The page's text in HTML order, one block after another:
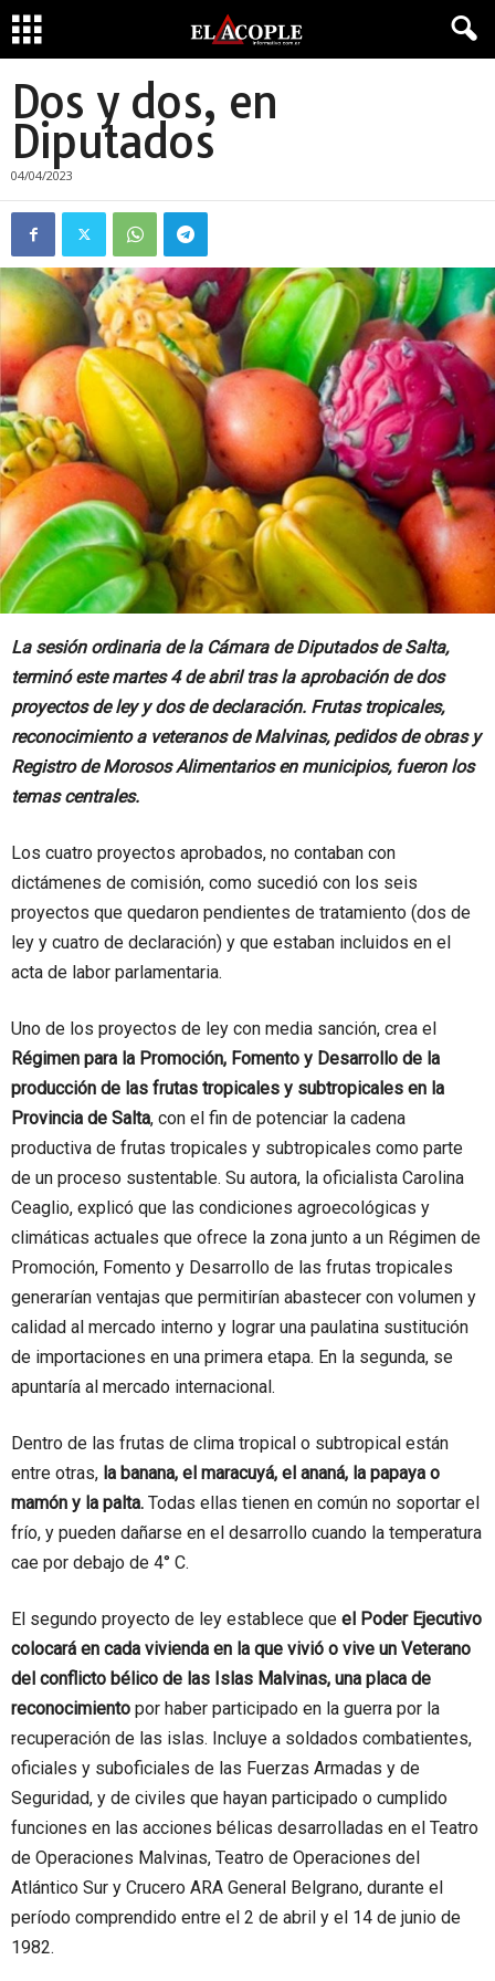
Dos y dos, en
Diputados
04/04/2023
La sesión ordinaria de la Cámara de Diputados de Salta,
terminó este martes 4 de abril tras la aprobación de dos
proyectos de ley y dos de declaración. Frutas tropicales,
reconocimiento a veteranos de Malvinas, pedidos de obras y
Registro de Morosos Alimentarios en municipios, fueron los
temas centrales.
Los cuatro proyectos aprobados, no contaban con
dictámenes de comisión, como sucedió con los seis
proyectos que quedaron pendientes de tratamiento (dos de
ley y cuatro de declaración) y que estaban incluidos en el
acta de labor parlamentaria.
Uno de los proyectos de ley con media sanción, crea el
Régimen para la Promoción, Fomento y Desarrollo de la
producción de las frutas tropicales y subtropicales en la
Provincia de Salta, con el fin de potenciar la cadena
productiva de frutas tropicales y subtropicales como parte
de un proceso sustentable. Su autora, la oficialista Carolina
Ceaglio, explicó que las condiciones agroecológicas y
climáticas actuales que ofrece la zona junto a un Régimen de
Promoción, Fomento y Desarrollo de las frutas tropicales
generarían ventajas que permitirían abastecer con volumen y
calidad al mercado interno y lograr una paulatina sustitución
de importaciones en una primera etapa. En la segunda, se
apuntaría al mercado internacional.
Dentro de las frutas de clima tropical o subtropical están
entre otras, la banana, el maracuyá, el ananá, la papaya o
mamón y la palta. Todas ellas tienen en común no soportar el
frío, y pueden dañarse en el desarrollo cuando la temperatura
cae por debajo de 4° C.
El segundo proyecto de ley establece que el Poder Ejecutivo
colocará en cada vivienda en la que vivió o vive un Veterano
del conflicto bélico de las Islas Malvinas, una placa de
reconocimiento por haber participado en la guerra por la
recuperación de las islas. Incluye a soldados combatientes,
oficiales y suboficiales de las Fuerzas Armadas y de
Seguridad, y de civiles que hayan participado o cumplido
funciones en las acciones bélicas desarrolladas en el Teatro
de Operaciones Malvinas, Teatro de Operaciones del
Atlántico Sur y Crucero ARA General Belgrano, durante el
período comprendido entre el 2 de abril y el 14 de junio de
1982.